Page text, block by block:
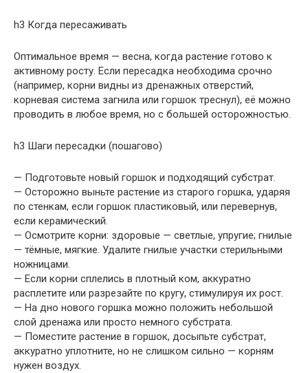
h3 Когда пересаживать
Оптимальное время — весна, когда растение готово к
активному росту. Если пересадка необходима срочно
(например, корни видны из дренажных отверстий,
корневая система загнила или горшок треснул), её можно
проводить в любое время, но с большей осторожностью.
h3 Шаги пересадки (пошагово)
— Подготовьте новый горшок и подходящий субстрат.
— Осторожно выньте растение из старого горшка, ударяя
по стенкам, если горшок пластиковый, или перевернув,
если керамический.
— Осмотрите корни: здоровые — светлые, упругие; гнилые
— тёмные, мягкие. Удалите гнилые участки стерильными
ножницами.
— Если корни сплелись в плотный ком, аккуратно
расплетите или разрезайте по кругу, стимулируя их рост.
— На дно нового горшка можно положить небольшой
слой дренажа или просто немного субстрата.
— Поместите растение в горшок, досыпьте субстрат,
аккуратно уплотните, но не слишком сильно — корням
нужен воздух.